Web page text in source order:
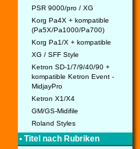
PSR 9000/pro / XG
Korg Pa4X + kompatible
(Pa5X/Pa1000/Pa700)
Korg Pa1/X + kompatible
XG / SFF Style
Ketron SD-1/7/9/40/90 +
kompatible Ketron Event -
MidjayPro
Ketron X1/X4
GM/GS-Midifile
Roland Styles
• Titel nach Rubriken